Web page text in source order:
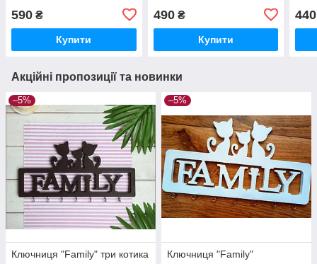
590 ₴
Купити
490₴
Купити
440
Акційні пропозиції та новинки
–5%
Ключниця "Family" три котика
–5%
Ключниця "Family"